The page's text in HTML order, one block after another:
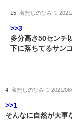
15: 名無しのひみつ
>>3
多分高さ50センチ
下に落ちてるサン
4: 名無しのひみつ 2021/
>>1
そんなに自然が大事